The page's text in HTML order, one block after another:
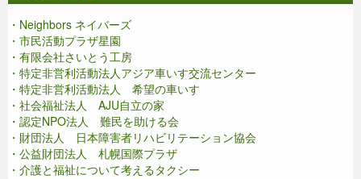
・Neighbors ネイバーズ
・市民活動プラザ星園
・有限会社さいとう工房
・特定非営利活動法人アジア車いす交流センター
・特定非営利活動法人 希望の車いす
・社会福祉法人 AJU自立の家
・認定NPO法人 難民を助ける会
・財団法人 日本障害者リハビリテーション協会
・公益財団法人 札幌国際プラザ
・介護と福祉について考えるタクシー